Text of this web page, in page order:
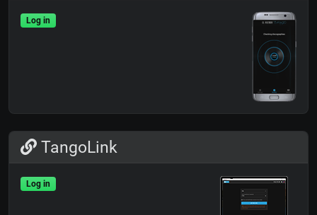
Log in
TangoLink
Log in